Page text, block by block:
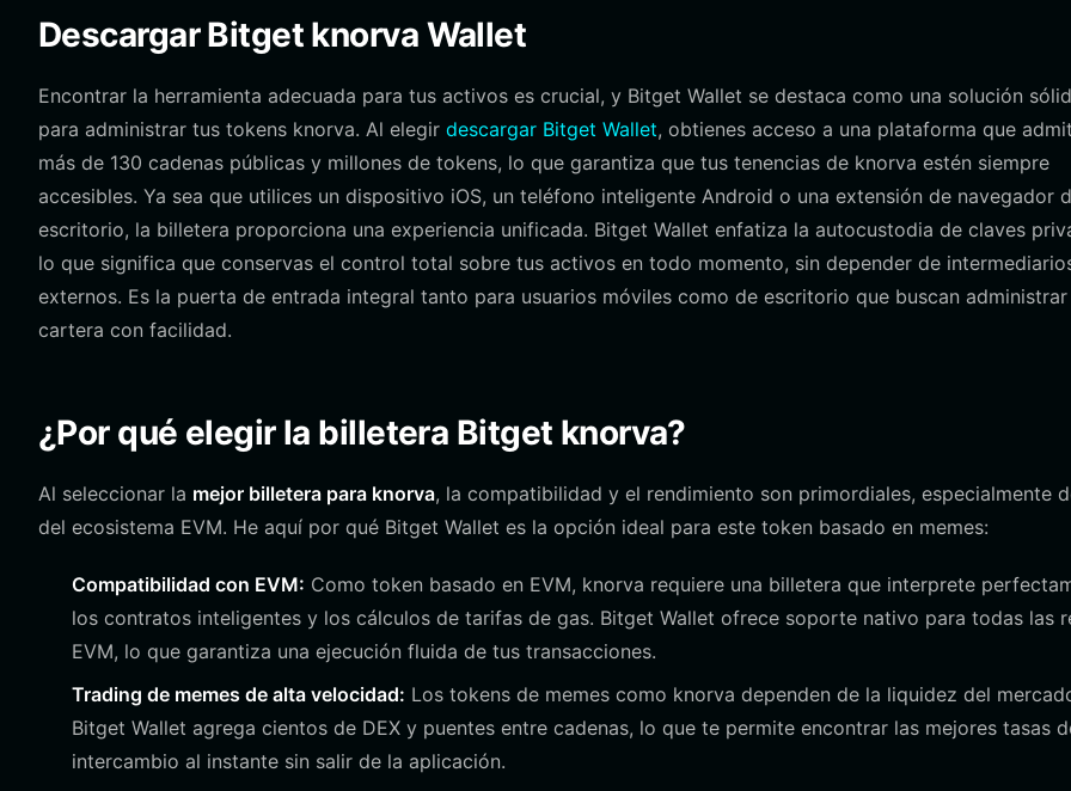
Descargar Bitget knorva Wallet
Encontrar la herramienta adecuada para tus activos es crucial, y Bitget Wallet se destaca como una solución
para administrar tus tokens knorva. Al elegir descargar Bitget Wallet, obtienes acceso a una plataforma que
más de 130 cadenas públicas y millones de tokens, lo que garantiza que tus tenencias de knorva estén siempre
accesibles. Ya sea que utilices un dispositivo iOS, un teléfono inteligente Android o una extensión de navegador
escritorio, la billetera proporciona una experiencia unificada. Bitget Wallet enfatiza la autocustodia de claves
lo que significa que conservas el control total sobre tus activos en todo momento, sin depender de
externos. Es la puerta de entrada integral tanto para usuarios móviles como de escritorio que buscan administrar
cartera con facilidad.
¿Por qué elegir la billetera Bitget knorva?
Al seleccionar la mejor billetera para knorva, la compatibilidad y el rendimiento son primordiales, especialmente
del ecosistema EVM. He aquí por qué Bitget Wallet es la opción ideal para este token basado en memes:
Compatibilidad con EVM: Como token basado en EVM, knorva requiere una billetera que interprete
los contratos inteligentes y los cálculos de tarifas de gas. Bitget Wallet ofrece soporte nativo para todas las
EVM, lo que garantiza una ejecución fluida de tus transacciones.
Trading de memes de alta velocidad: Los tokens de memes como knorva dependen de la liquidez del
Bitget Wallet agrega cientos de DEX y puentes entre cadenas, lo que te permite encontrar las mejores tasas
intercambio al instante sin salir de la aplicación.